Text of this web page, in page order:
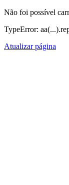
Não foi possível
TypeError:
Atualizar página